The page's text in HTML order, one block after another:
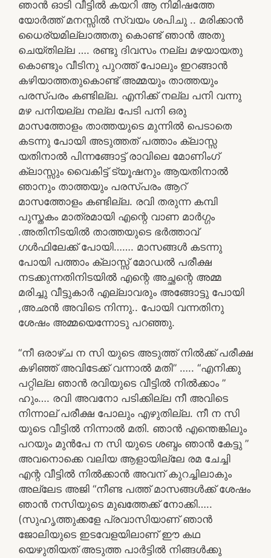
ഞാൻ ഓടി വീട്ടിൽ കയറി ആ നിമിഷത്തേ
യോർത്ത് മനസ്സിൽ സ്വയം ശപിചു .. മരിക്കാൻ
ധൈര്യമില്ലാത്തതു കൊണ്ട് ഞാൻ അതു
ചെയ്തില്ല …. രണ്ടു ദിവസം നല്ല മഴയായതു
കൊണ്ടും വീടിനു പുറത്ത് പോലും ഇറങ്ങാൻ
കഴിയാത്തതുകൊണ്ട് അമ്മയും താത്തയും
പരസ്പരം കണ്ടില്ല. എനിക്ക് നല്ല പനി വന്നു
മഴ പനിയല്ല നല്ല പേടി പനി ഒരു
മാസത്തോളം താത്തയുടെ മുന്നിൽ പെടാതെ
കടന്നു പോയി അടുത്തത് പത്താം ക്ലാസ്സ
യതിനാൽ പിന്നങ്ങോട്ട് രാവിലെ മോണിംഗ്
ക്ലാസ്സും വൈകിട്ട് ട്യൂഷനും ആയതിനാൽ
ഞാനും താത്തയും പരസ്പരം ആറ്
മാസത്തോളം കണ്ടില്ല. രവി തരുന്ന കമ്പി
പുസ്തകം മാത്രമായി എന്റെ വാണ മാർഗ്ഗം
.അതിനിടയിൽ താത്തയുടെ ഭർത്താവ്
ഗൾഫിലേക്ക് പോയി……. മാസങ്ങൾ കടന്നു
പോയി പത്താം ക്ലാസ്സ് മോഡൽ പരീക്ഷ
നടക്കുന്നതിനിടയിൽ എന്റെ അച്ഛന്റെ അമ്മ
മരിച്ചു വീട്ടുകാർ എല്ലാവരും അങ്ങോട്ടു പോയി
,അഛൻ അവിടെ നിന്നു.. പോയി വന്നതിനു
ശേഷം അമ്മയെന്നോടു പറഞ്ഞു.
“നീ ഒരാഴ്ച ന സി യുടെ അടുത്ത് നിൽക്ക് പരീക്ഷ
കഴിഞ്ഞ് അവിടേക്ക് വന്നാൽ മതി” ….. “എനിക്കു
പറ്റില്ല ഞാൻ രവിയുടെ വീട്ടിൽ നിൽക്കാം ”
ഹും…. രവി അവനോ പടിക്കില്ല നീ അവിടെ
നിന്നാല് പരീക്ഷ പോലും എഴുതില്ല. നീ ന സി
യുടെ വീട്ടിൽ നിന്നാൽ മതി. ഞാൻ എന്തെങ്കിലും
പറയും മുൻപേ ന സി യുടെ ശബ്ദം ഞാൻ കേട്ടു ”
അവനൊക്കെ വലിയ ആളായില്ലേ രമ ചേച്ചി
എന്റ വീട്ടിൽ നിൽക്കാൻ അവന് കുറച്ചിലാകും
അല്ലേട അജി “നീണ്ട പത്ത് മാസങ്ങൾക്ക് ശേഷം
ഞാൻ നസിയുടെ മുഖത്തേക്ക് നോക്കി…..
(സുഹൃത്തുക്കളേ പ്രവാസിയാണ് ഞാൻ
ജോലിയുടെ ഇടവേളയിലാണ് ഈ കഥ
യെഴുതിയത് അടുത്ത പാർട്ടിൽ നിങ്ങൾക്കു